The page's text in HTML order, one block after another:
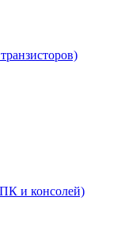
и консолей)